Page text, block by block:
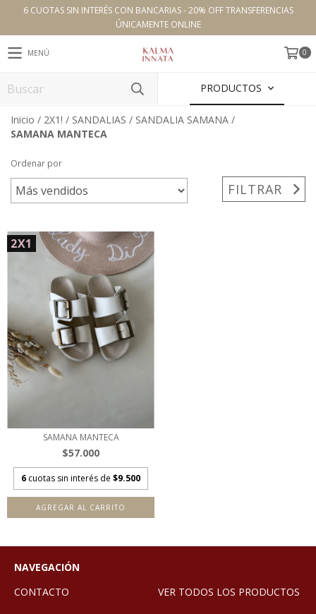
6 CUOTAS SIN INTERÉS CON BANCARIAS - 20% OFF TRANSFERENCIAS
ÚNICAMENTE ONLINE
MENÚ 0
PRODUCTOS
Inicio / 2X1! / SANDALIAS / SANDALIA SAMANA /
SAMANA MANTECA
Ordenar por
FILTRAR
2X1
SAMANA MANTECA
$57.000
6 cuotas sin interés de $9.500
AGREGAR AL CARRITO
NAVEGACIÓN
CONTACTO
VER TODOS LOS PRODUCTOS